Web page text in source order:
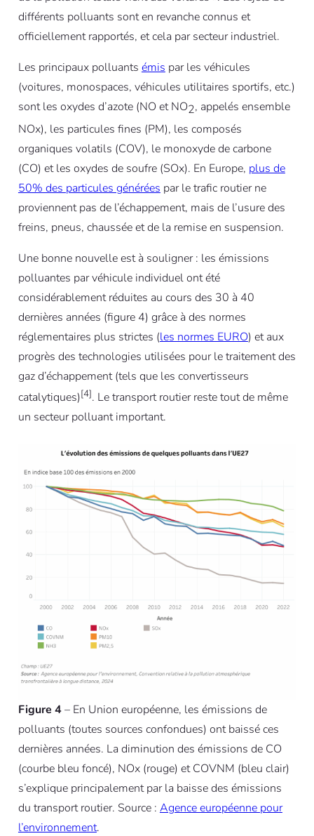
différents polluants sont en revanche connus et
officiellement rapportés, et cela par secteur industriel.
Les principaux polluants émis par les véhicules
(voitures, monospaces, véhicules utilitaires sportifs, etc.)
sont les oxydes d’azote (NO et NO2, appelés ensemble
NOx), les particules fines (PM), les composés
organiques volatils (COV), le monoxyde de carbone
(CO) et les oxydes de soufre (SOx). En Europe, plus de
50% des particules générées par le trafic routier ne
proviennent pas de l’échappement, mais de l’usure des
freins, pneus, chaussée et de la remise en suspension.
Une bonne nouvelle est à souligner : les émissions
polluantes par véhicule individuel ont été
considérablement réduites au cours des 30 à 40
dernières années (figure 4) grâce à des normes
réglementaires plus strictes (les normes EURO) et aux
progrès des technologies utilisées pour le traitement des
gaz d’échappement (tels que les convertisseurs
catalytiques)[4]. Le transport routier reste tout de même
un secteur polluant important.
Figure 4– En Union européenne, les émissions de
polluants (toutes sources confondues) ont baissé ces
dernières années. La diminution des émissions de CO
(courbe bleu foncé), NOx (rouge) et COVNM (bleu clair)
s’explique principalement par la baisse des émissions
du transport routier. Source : Agence européenne pour
l’environnement.